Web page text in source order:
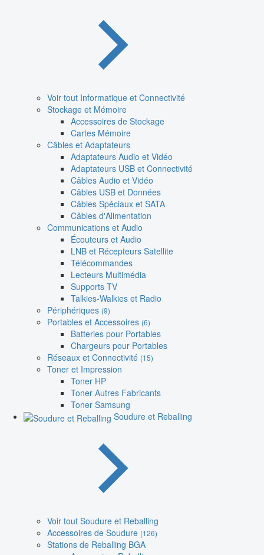
Voir tout Informatique et Connectivité
Stockage et Mémoire
Accessoires de Stockage
Cartes Mémoire
Câbles et Adaptateurs
Adaptateurs Audio et Vidéo
Adaptateurs USB et Connectivité
Câbles Audio et Vidéo
Câbles USB et Données
Câbles Spéciaux et SATA
Câbles d'Alimentation
Communications et Audio
Écouteurs et Audio
LNB et Récepteurs Satellite
Télécommandes
Lecteurs Multimédia
Supports TV
Talkies-Walkies et Radio
Périphériques (9)
Portables et Accessoires (6)
Batteries pour Portables
Chargeurs pour Portables
Réseaux et Connectivité (15)
Toner et Impression
Toner HP
Toner Autres Fabricants
Toner Samsung
Soudure et Reballing
Voir tout Soudure et Reballing
Accessoires de Soudure (126)
Stations de Reballing BGA